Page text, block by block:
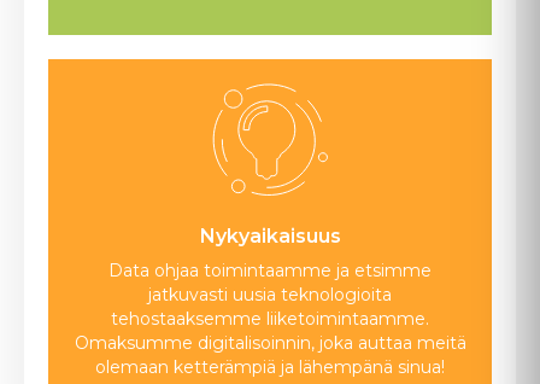
Nykyaikaisuus
Data ohjaa toimintaamme ja etsimme
jatkuvasti uusia teknologioita
tehostaaksemme liiketoimintaamme.
Omaksumme digitalisoinnin, joka auttaa meitä
olemaan ketterämpiä ja lähempänä sinua!